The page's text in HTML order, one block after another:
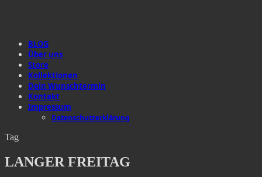
BLOG
Über uns
Store
Kollektionen
Dein Wunschtermin
Kontakt
Impressum
Datenschutzerklärung
Tag
LANGER FREITAG